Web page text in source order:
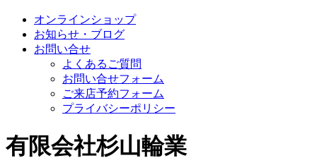
オンラインショップ
お知らせ・ブログ
お問い合せ
よくあるご質問
お問い合せフォーム
ご来店予約フォーム
プライバシーポリシー
有限会社杉山輪業